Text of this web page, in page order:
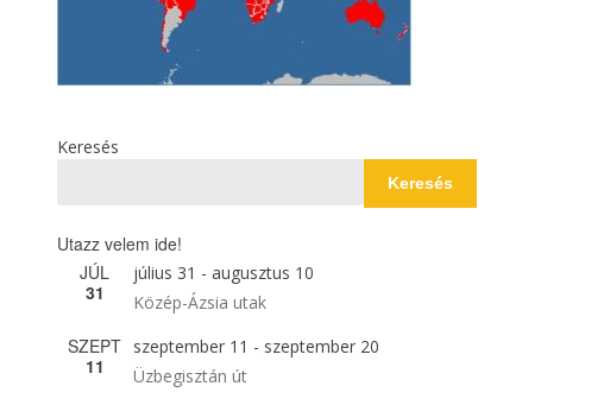
Keresés
Keresés
Utazz velem ide!
JÚL
31
július 31 - augusztus 10
Közép-Ázsia utak
SZEPT
11
szeptember 11 - szeptember 20
Üzbegisztán út